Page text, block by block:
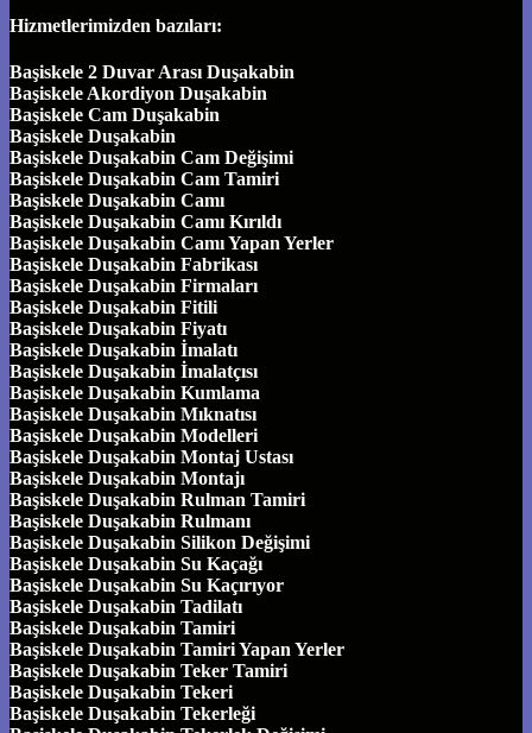
Hizmetlerimizden bazıları:
Başiskele 2 Duvar Arası Duşakabin
Başiskele Akordiyon Duşakabin
Başiskele Cam Duşakabin
Başiskele Duşakabin
Başiskele Duşakabin Cam Değişimi
Başiskele Duşakabin Cam Tamiri
Başiskele Duşakabin Camı
Başiskele Duşakabin Camı Kırıldı
Başiskele Duşakabin Camı Yapan Yerler
Başiskele Duşakabin Fabrikası
Başiskele Duşakabin Firmaları
Başiskele Duşakabin Fitili
Başiskele Duşakabin Fiyatı
Başiskele Duşakabin İmalatı
Başiskele Duşakabin İmalatçısı
Başiskele Duşakabin Kumlama
Başiskele Duşakabin Mıknatısı
Başiskele Duşakabin Modelleri
Başiskele Duşakabin Montaj Ustası
Başiskele Duşakabin Montajı
Başiskele Duşakabin Rulman Tamiri
Başiskele Duşakabin Rulmanı
Başiskele Duşakabin Silikon Değişimi
Başiskele Duşakabin Su Kaçağı
Başiskele Duşakabin Su Kaçırıyor
Başiskele Duşakabin Tadilatı
Başiskele Duşakabin Tamiri
Başiskele Duşakabin Tamiri Yapan Yerler
Başiskele Duşakabin Teker Tamiri
Başiskele Duşakabin Tekeri
Başiskele Duşakabin Tekerleği